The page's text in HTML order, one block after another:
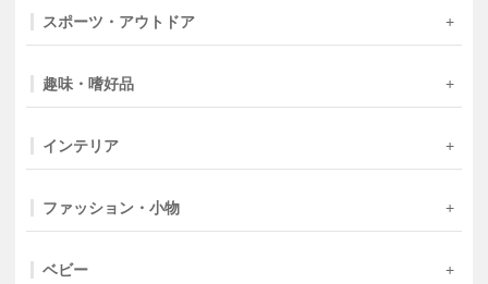
スポーツ・アウトドア
趣味・嗜好品
インテリア
ファッション・小物
ベビー